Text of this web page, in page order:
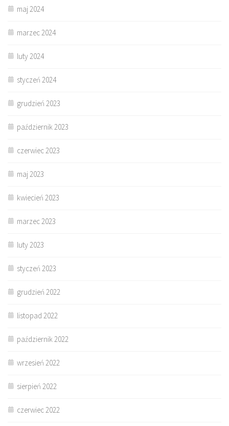
maj 2024
marzec 2024
luty 2024
styczeń 2024
grudzień 2023
październik 2023
czerwiec 2023
maj 2023
kwiecień 2023
marzec 2023
luty 2023
styczeń 2023
grudzień 2022
listopad 2022
październik 2022
wrzesień 2022
sierpień 2022
czerwiec 2022